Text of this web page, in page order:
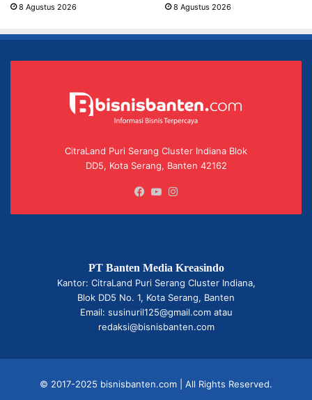
8 Agustus 2026 8 Agustus 2026
CitraLand Puri Serang Cluster Indiana Blok
DD5, Kota Serang, Banten 42162
Facebook
YouTube
PT Banten Media Kreasindo
Kantor: CitraLand Puri Serang Cluster Indiana,
Blok DD5 No. 1, Kota Serang, Banten
Email: susinuril125@gmail.com atau
redaksi@bisnisbanten.com
© 2017-2025 bisnisbanten.com | All Rights Reserved.